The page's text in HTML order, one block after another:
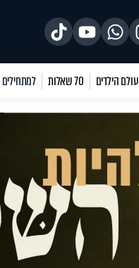
עולם הילדים 70 שאלות למתחילים